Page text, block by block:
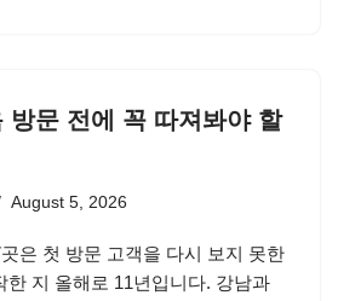
방문 전에 꼭 따져봐야 할
August 5, 2026
은 첫 방문 고객을 다시 보지 못한
한 지 올해로 11년입니다. 강남과